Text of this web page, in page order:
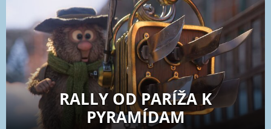
RALLY OD PARÍŽA K
PYRAMÍDAM